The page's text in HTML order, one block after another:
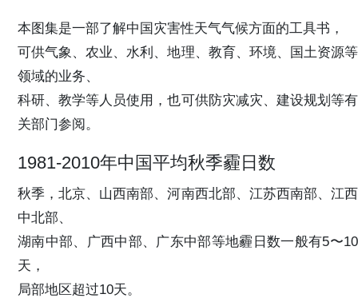
本图集是一部了解中国灾害性天气气候方面的工具书，
可供气象、农业、水利、地理、教育、环境、国土资源等
领域的业务、
科研、教学等人员使用，也可供防灾减灾、建设规划等有
关部门参阅。
1981-2010年中国平均秋季霾日数
秋季，北京、山西南部、河南西北部、江苏西南部、江西
中北部、
湖南中部、广西中部、广东中部等地霾日数一般有5〜10
天，
局部地区超过10天。